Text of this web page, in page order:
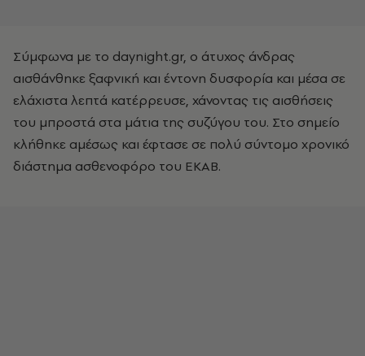
Σύμφωνα με το daynight.gr, ο άτυχος άνδρας
αισθάνθηκε ξαφνική και έντονη δυσφορία και μέσα σε
ελάχιστα λεπτά κατέρρευσε, χάνοντας τις αισθήσεις
του μπροστά στα μάτια της συζύγου του. Στο σημείο
κλήθηκε αμέσως και έφτασε σε πολύ σύντομο χρονικό
διάστημα ασθενοφόρο του ΕΚΑΒ.